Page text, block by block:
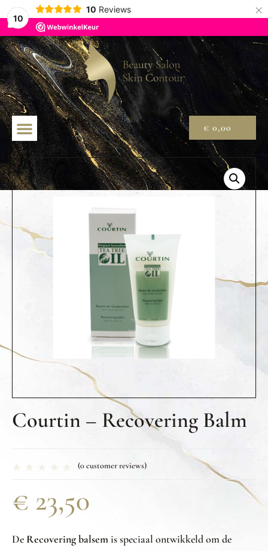
10
10 Reviews ×
€ 0,00
Courtin – Recovering Balm
(0customer reviews)
€ 23,50
De Recovering balsemis speciaal ontwikkeld om de